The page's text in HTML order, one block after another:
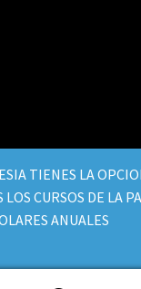
TIENES LA
LOS CURSOS DE LA
ANUALES
2026
Built with